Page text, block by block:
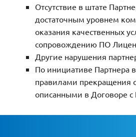
Отсутствие в штате
достаточным уровнем
оказания качественных
сопровождению ПО
Другие нарушения
По инициативе Партнера в
правилами прекращения
описанными в Договоре с